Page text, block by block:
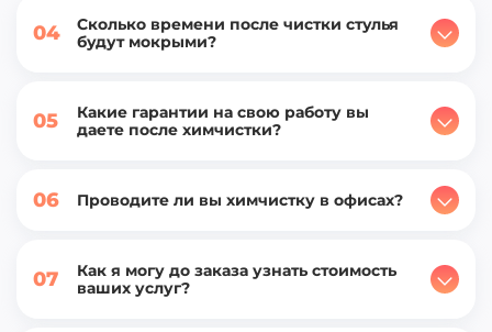
04
Сколько времени после чистки стулья
будут мокрыми?
05
Какие гарантии на свою работу вы
даете после химчистки?
06 Проводите ли вы химчистку в офисах?
07
Как я могу до заказа узнать стоимость
ваших услуг?